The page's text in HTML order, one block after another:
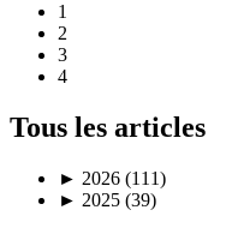
1
2
3
4
Tous les articles
► 2026 (111)
► 2025 (39)